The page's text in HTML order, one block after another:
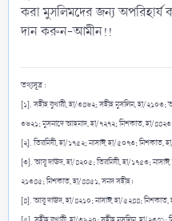
করা মুসলিমদের জন্য
দান করুন-আমীন!!
তথ্যসূত্র :
[১]. সহীহ বুখারী, হা/৩৪৬২; সহীহ মুসলিম, হা/২১০৩;
৩৬২১; মুসনাদে আহমাদ, হা/৭২৭২; মিশকাত, হা/
[২]. তিরমিযী, হা/১৭৫২; নাসাঈ, হা/৫০৭৩; মিশকাত,
[৩]. আবূ দাঊদ, হা/৪২০৫; তিরমিযী, হা/১৭৫৩;
২১৩৪৫; মিশকাত, হা/৪৪৫১, সনদ সহীহ।
[৪]. আবূ দাঊদ, হা/৪২১০; নাসাঈ, হা/৫২৪৪; মিশকাত,